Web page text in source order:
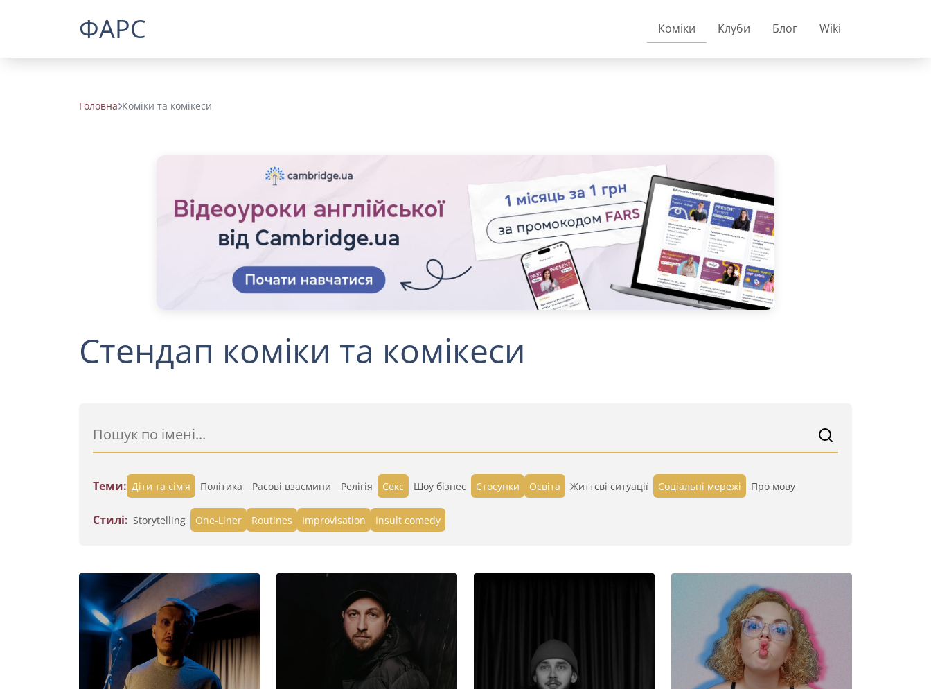
ФАРС Коміки Клуби Блог Wiki
Головна Коміки та комікеси
Стендап коміки та комікеси
Теми: Діти та сім'я Політика Расові взаємини Релігія Секс Шоу бізнес Стосунки Освіта Життєві ситуації Cоціальні мережі Про мову
Стилі: Storytelling One-Liner Routines Improvisation Insult comedy